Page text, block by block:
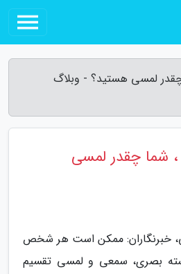
لمسی هستید؟ - وبلاگ
شما چقدر لمسی
خبرنگاران: ممکن است هر شخص
بصری، سمعی و لمسی تقسیم